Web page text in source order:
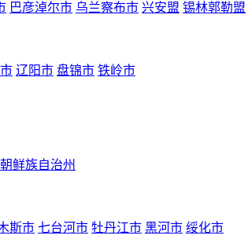
巴彦淖尔市 乌兰察布市 兴安盟 锡林郭勒盟
辽阳市 盘锦市 铁岭市
鲜族自治州
斯市 七台河市 牡丹江市 黑河市 绥化市